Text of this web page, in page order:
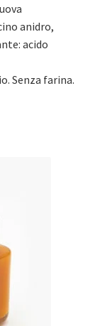
anidro,
acido
Senza farina.